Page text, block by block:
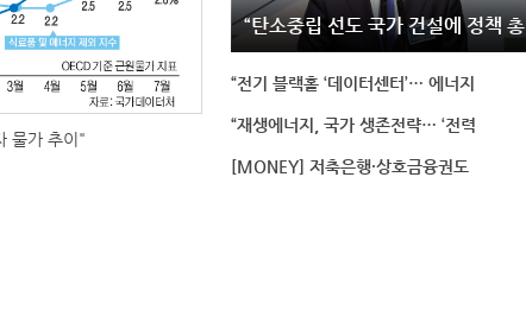
물가 추이"
“탄소중립 선도 국가 건설에 정책 총
“전기 블랙홀 ‘데이터센터’… 에너지
“재생에너지, 국가 생존전략… ‘전력
[MONEY] 저축은행·상호금융권도